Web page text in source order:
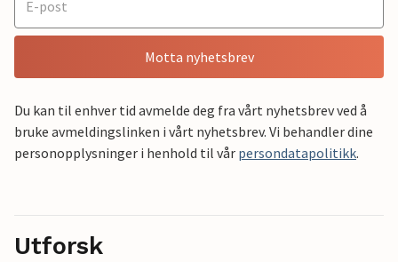
Motta nyhetsbrev
Du kan til enhver tid avmelde deg fra vårt nyhetsbrev ved å
bruke avmeldingslinken i vårt nyhetsbrev. Vi behandler dine
personopplysninger i henhold til vår persondatapolitikk.
Utforsk